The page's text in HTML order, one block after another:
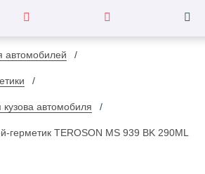
автомобилей
автомобиля
герметик TEROSON MS 939 BK 290ML